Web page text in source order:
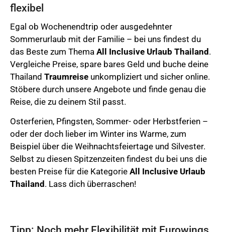
flexibel
Egal ob Wochenendtrip oder ausgedehnter
Sommerurlaub mit der Familie – bei uns findest du
das Beste zum Thema All Inclusive Urlaub Thailand.
Vergleiche Preise, spare bares Geld und buche deine
Thailand Traumreise unkompliziert und sicher online.
Stöbere durch unsere Angebote und finde genau die
Reise, die zu deinem Stil passt.
Osterferien, Pfingsten, Sommer- oder Herbstferien –
oder der doch lieber im Winter ins Warme, zum
Beispiel über die Weihnachtsfeiertage und Silvester.
Selbst zu diesen Spitzenzeiten findest du bei uns die
besten Preise für die Kategorie All Inclusive Urlaub
Thailand . Lass dich überraschen!